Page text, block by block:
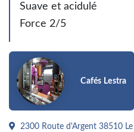
Suave et acidulé
Force 2/5
Cafés Lestra
2300 Route d'Argent 38510